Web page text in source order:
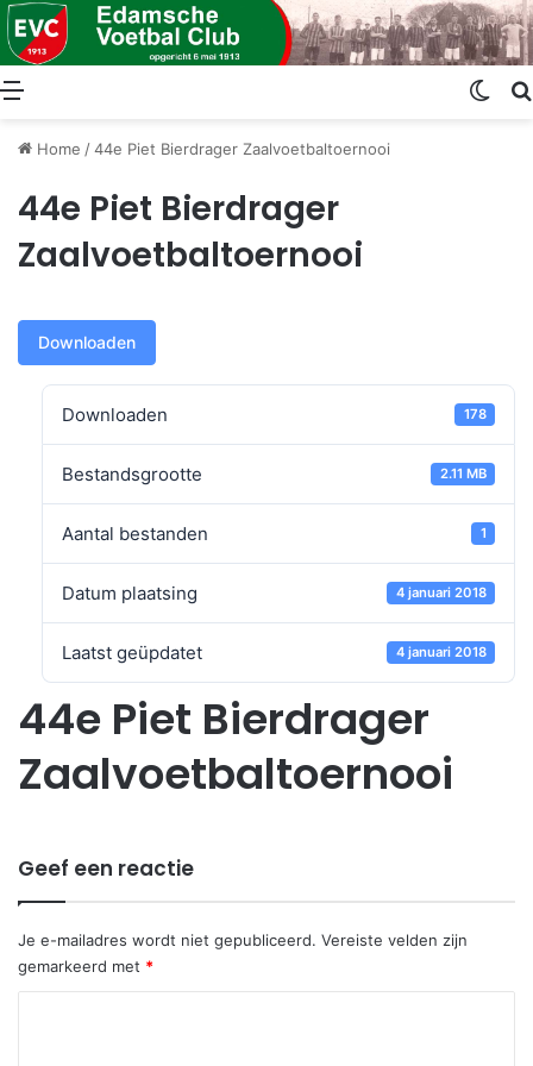
Menu
Home /44e Piet Bierdrager Zaalvoetbaltoernooi
44e Piet Bierdrager
Zaalvoetbaltoernooi
Downloaden
Downloaden 178
Bestandsgrootte 2.11 MB
Aantal bestanden 1
Datum plaatsing 4 januari 2018
Laatst geüpdatet 4 januari 2018
44e Piet Bierdrager
Zaalvoetbaltoernooi
Geef een reactie
Je e-mailadres wordt niet gepubliceerd. Vereiste velden zijn
gemarkeerd met *